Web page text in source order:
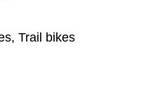
Trail bikes